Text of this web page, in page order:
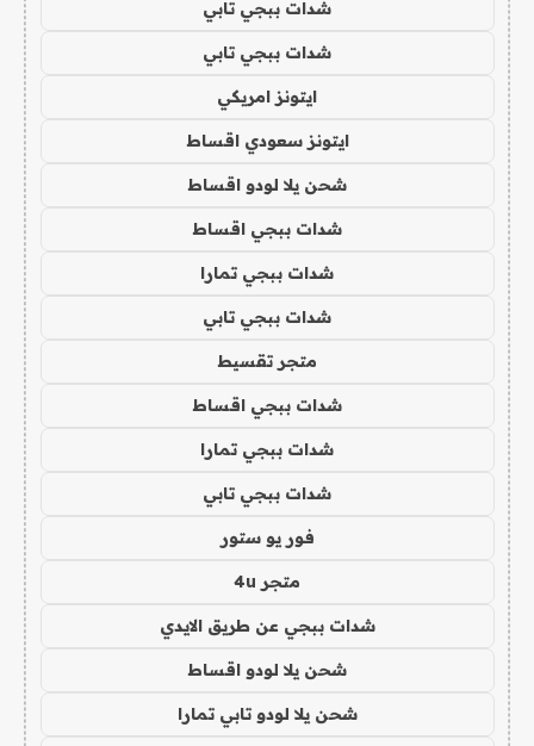
شدات ببجي تابي
شدات ببجي تابي
ايتونز امريكي
ايتونز سعودي اقساط
شحن يلا لودو اقساط
شدات ببجي اقساط
شدات ببجي تمارا
شدات ببجي تابي
متجر تقسيط
شدات ببجي اقساط
شدات ببجي تمارا
شدات ببجي تابي
فور يو ستور
متجر 4u
شدات ببجي عن طريق الايدي
شحن يلا لودو اقساط
شحن يلا لودو تابي تمارا